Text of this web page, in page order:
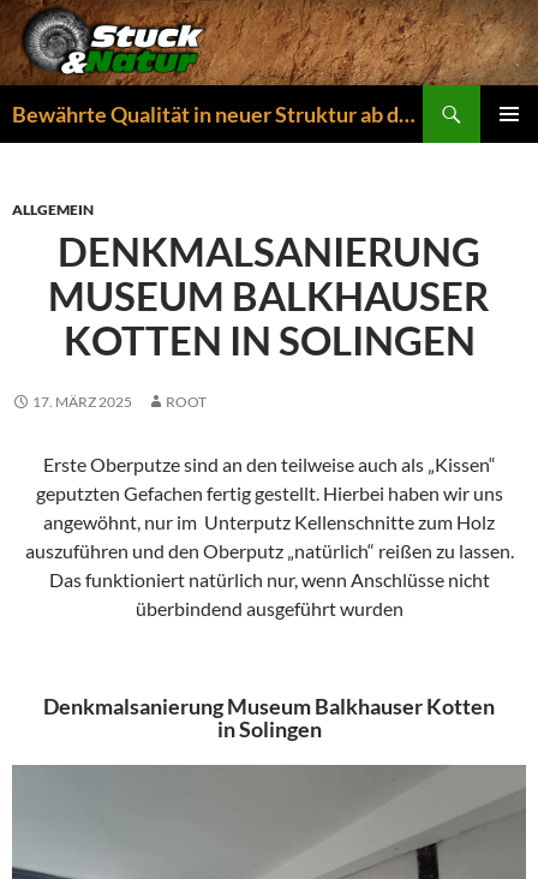
Zum
Inhalt
springen
Bewährte Qualität in neuer Struktur ab dem 01.04.2026
ALLGEMEIN
DENKMALSANIERUNG
MUSEUM BALKHAUSER
KOTTEN IN SOLINGEN
17. MÄRZ 2025 ROOT
Erste Oberputze sind an den teilweise auch als „Kissen“
geputzten Gefachen fertig gestellt. Hierbei haben wir uns
angewöhnt, nur im Unterputz Kellenschnitte zum Holz
auszuführen und den Oberputz „natürlich“ reißen zu lassen.
Das funktioniert natürlich nur, wenn Anschlüsse nicht
überbindend ausgeführt wurden
Denkmalsanierung Museum Balkhauser Kotten
in Solingen